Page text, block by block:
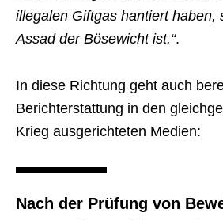
illegalen Giftgas hantiert haben,
Assad der Bösewicht ist.“.
In diese Richtung geht auch
Berichterstattung in den
Krieg ausgerichteten Medien:
Nach der Prüfung von